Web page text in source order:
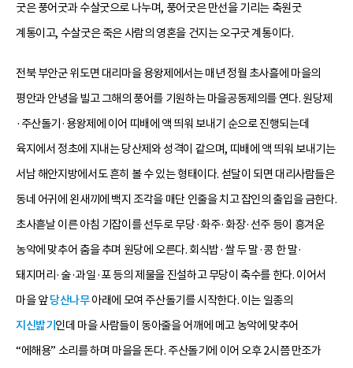
굿은 풍어굿과 수살굿으로 나누며, 풍어굿은 만선을 기리는 축원굿
계통이고, 수살굿은 죽은 사람의 영혼을 건지는 오구굿 계통이다.
전북 부안군 위도면 대리마을 용왕제에서는 매년 정월 초사흘에 마을의
평안과 안녕을 빌고 그해의 풍어를 기원하는 마을공동제의를 연다. 원당제
·주산돌기·용왕제에 이어 띠배에 액 띄워 보내기 순으로 진행되는데
육지에서 정초에 지내는 당산제와 성격이 같으며, 띠배에 액 띄워 보내기는
서남 해안지방에서도 흔히 볼 수 있는 형태이다. 섣달이 되면 대리사람들은
동네 어귀에 왼새끼에 백지 조각을 매단 인줄을 치고 잡인의 출입을 금한다.
초사흗날 이른 아침 기잡이를 선두로 무당·화주·화장·선주 등이 흥겨운
농악에 맞추어 춤을 추며 원당에 오른다. 회식밥·쌀 두 말·콩 한 말·
돼지머리·술·과일·포 등의 제물을 진설하고 무당이 축수를 한다. 이어서
마을 앞당산나무아래에 모여 주산돌기를 시작한다. 이는 일종의
지신밟기 인데 마을 사람들이 동아줄을 어깨에 메고 농악에 맞추어
“에해용” 소리를 하며 마을을 돈다. 주산돌기에 이어 오후 2시쯤 만조가